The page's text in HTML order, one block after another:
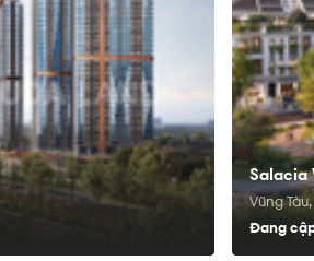
Salacia
Vũng
Đang